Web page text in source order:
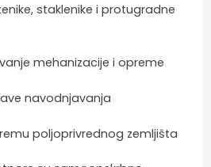
staklenike i protugradne
mehanizacije i opreme
navodnjavanja
poljoprivrednog zemljišta